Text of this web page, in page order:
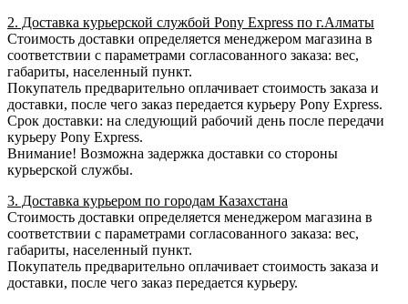
2. Доставка курьерской службой Pony Express по г.Алматы
Стоимость доставки определяется менеджером магазина в
соответствии с параметрами согласованного заказа: вес,
габариты, населенный пункт.
Покупатель предварительно оплачивает стоимость заказа и
доставки, после чего заказ передается курьеру Pony Express.
Срок доставки: на следующий рабочий день после передачи
курьеру Pony Express.
Внимание! Возможна задержка доставки со стороны
курьерской службы.
3. Доставка курьером по городам Казахстана
Стоимость доставки определяется менеджером магазина в
соответствии с параметрами согласованного заказа: вес,
габариты, населенный пункт.
Покупатель предварительно оплачивает стоимость заказа и
доставки, после чего заказ передается курьеру.